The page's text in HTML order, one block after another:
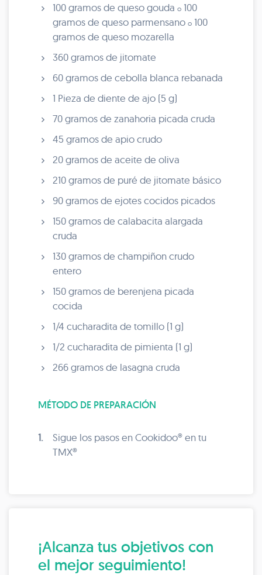
100 gramos de queso gouda o 100
gramos de queso parmensano o 100
gramos de queso mozarella
360 gramos de jitomate
60 gramos de cebolla blanca rebanada
1 Pieza de diente de ajo (5 g)
70 gramos de zanahoria picada cruda
45 gramos de apio crudo
20 gramos de aceite de oliva
210 gramos de puré de jitomate básico
90 gramos de ejotes cocidos picados
150 gramos de calabacita alargada
cruda
130 gramos de champiñon crudo
entero
150 gramos de berenjena picada
cocida
1/4 cucharadita de tomillo (1 g)
1/2 cucharadita de pimienta (1 g)
266 gramos de lasagna cruda
MÉTODO DE PREPARACIÓN
1.
Sigue los pasos en Cookidoo® en tu
TMX®
¡Alcanza tus objetivos con
el mejor seguimiento!